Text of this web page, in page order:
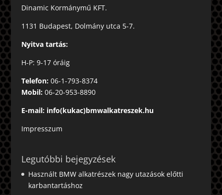
Dinamic Kormánymű KFT.
1131 Budapest, Dolmány utca 5-7.
Nyitva tartás:
H-P: 9-17 óráig
Telefon:06-1-793-8374
Mobil:06-20-953-8890
E-mail: info(kukac)bmwalkatreszek.hu
Impresszum
Legutóbbi bejegyzések
Használt BMW alkatrészek nagy utazások előtti
karbantartáshoz